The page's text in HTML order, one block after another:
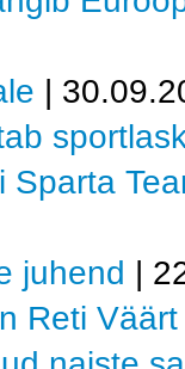
|
Sparta
juhend |
Reti